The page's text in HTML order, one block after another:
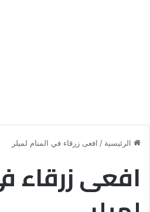
الرئيسية / افعى زرقاء في المنام لميلر
افعى زرقاء